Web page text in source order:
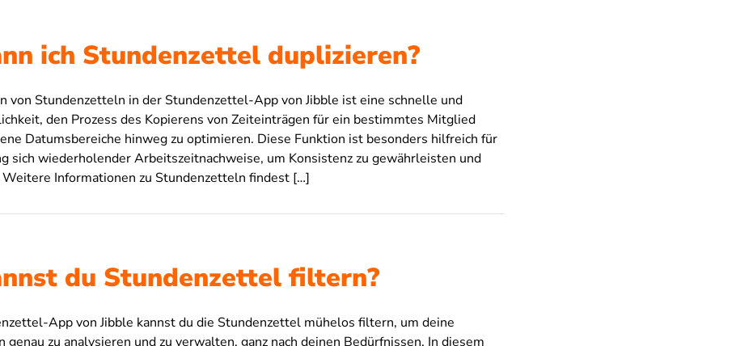
ich Stundenzettel duplizieren?
von Stundenzetteln in der Stundenzettel-App von Jibble ist eine schnelle und
den Prozess des Kopierens von Zeiteinträgen für ein bestimmtes Mitglied
Datumsbereiche hinweg zu optimieren. Diese Funktion ist besonders hilfreich für
sich wiederholender Arbeitszeitnachweise, um Konsistenz zu gewährleisten und
Weitere Informationen zu Stundenzetteln findest […]
du Stundenzettel filtern?
App von Jibble kannst du die Stundenzettel mühelos filtern, um deine
zu analysieren und zu verwalten, ganz nach deinen Bedürfnissen. In diesem